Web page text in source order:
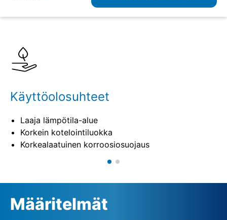
Yhdisteltävät tuotteet
Käyttöolosuhteet
Laaja lämpötila-alue
Korkein kotelointiluokka
Korkealaatuinen korroosiosuojaus
Määritelmät